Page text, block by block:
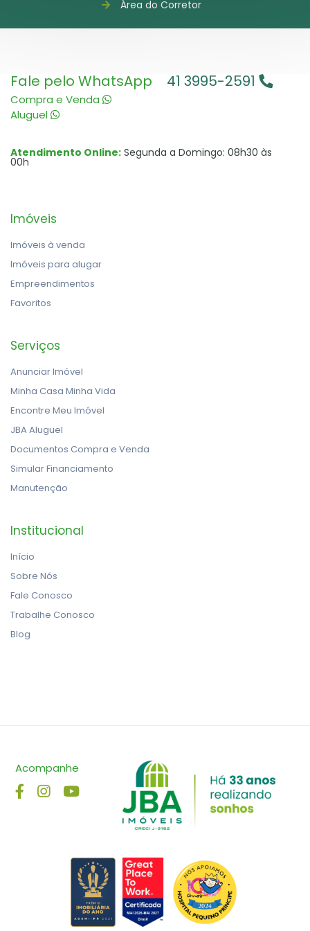
Área do Corretor
Fale pelo WhatsApp
Compra e Venda
Aluguel
41 3995-2591
Atendimento Online: Segunda a Domingo: 08h30 às
00h
Imóveis
Imóveis à venda
Imóveis para alugar
Empreendimentos
Favoritos
Serviços
Anunciar Imóvel
Minha Casa Minha Vida
Encontre Meu Imóvel
JBA Aluguel
Documentos Compra e Venda
Simular Financiamento
Manutenção
Institucional
Início
Sobre Nós
Fale Conosco
Trabalhe Conosco
Blog
Acompanhe